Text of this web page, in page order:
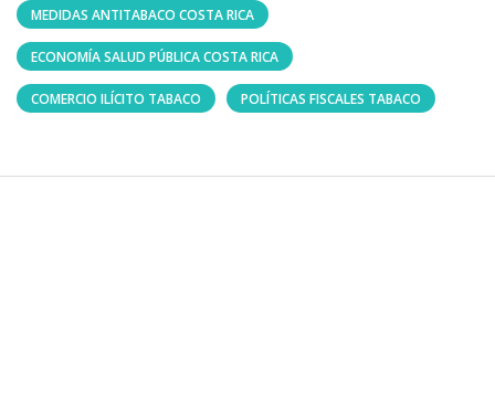
MEDIDAS ANTITABACO COSTA RICA
ECONOMÍA SALUD PÚBLICA COSTA RICA
COMERCIO ILÍCITO TABACO POLÍTICAS FISCALES TABACO